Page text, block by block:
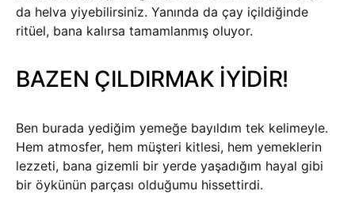
da helva yiyebilirsiniz. Yanında da çay içildiğinde
ritüel, bana kalırsa tamamlanmış oluyor.
BAZEN ÇILDIRMAK İYİDİR!
Ben burada yediğim yemeğe bayıldım tek kelimeyle.
Hem atmosfer, hem müşteri kitlesi, hem yemeklerin
lezzeti, bana gizemli bir yerde yaşadığım hayal gibi
bir öykünün parçası olduğumu hissettirdi.